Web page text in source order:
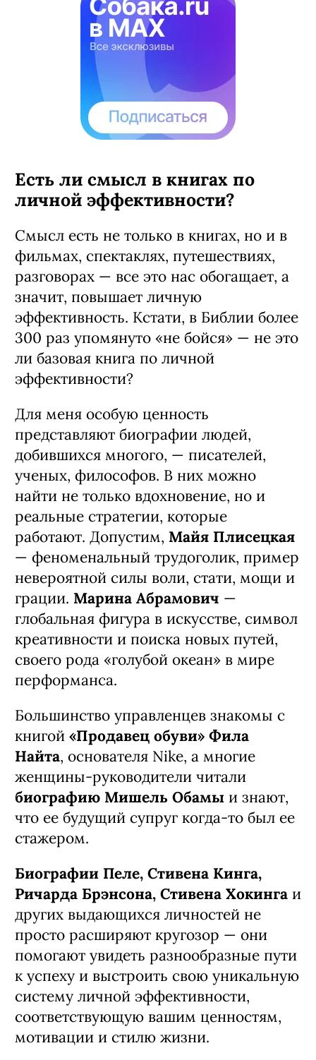
Есть ли смысл в книгах по
личной эффективности?
Смысл есть не только в книгах, но и в
фильмах, спектаклях, путешествиях,
разговорах — все это нас обогащает, а
значит, повышает личную
эффективность. Кстати, в Библии более
300 раз упомянуто «не бойся» — не это
ли базовая книга по личной
эффективности?
Для меня особую ценность
представляют биографии людей,
добившихся многого, — писателей,
ученых, философов. В них можно
найти не только вдохновение, но и
реальные стратегии, которые
работают. Допустим, Майя Плисецкая
— феноменальный трудоголик, пример
невероятной силы воли, стати, мощи и
грации. Марина Абрамович —
глобальная фигура в искусстве, символ
креативности и поиска новых путей,
своего рода «голубой океан» в мире
перформанса.
Большинство управленцев знакомы с
книгой «Продавец обуви» Фила
Найта, основателя Nike, а многие
женщины-руководители читали
биографию Мишель Обамы и знают,
что ее будущий супруг когда-то был ее
стажером.
Биографии Пеле, Стивена Кинга,
Ричарда Брэнсона, Стивена Хокинга и
других выдающихся личностей не
просто расширяют кругозор — они
помогают увидеть разнообразные пути
к успеху и выстроить свою уникальную
систему личной эффективности,
соответствующую вашим ценностям,
мотивации и стилю жизни.